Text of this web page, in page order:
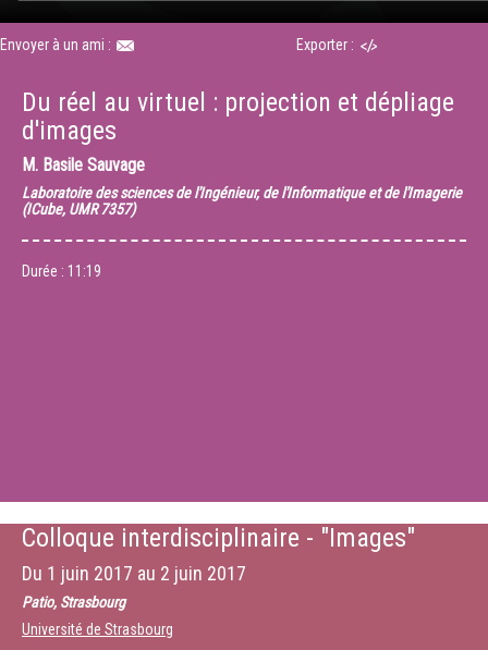
Envoyer à un ami : Exporter :
Du réel au virtuel : projection et dépliage
d'images
M. Basile Sauvage
Laboratoire des sciences de l'Ingénieur, de l'Informatique et de l'Imagerie
(ICube, UMR 7357)
Durée : 11:19
Colloque interdisciplinaire - "Images"
Du 1 juin 2017 au 2 juin 2017
Patio, Strasbourg
Université de Strasbourg